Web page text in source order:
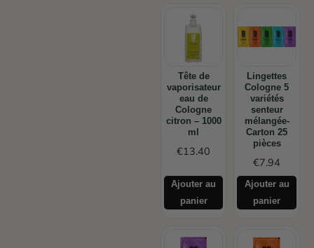
Tête de
vaporisateur
eau de
Cologne
citron – 1000
ml
€13.40
Ajouter au
panier
Lingettes
Cologne 5
variétés
senteur
mélangée-
Carton 25
pièces
€7.94
Ajouter au
panier